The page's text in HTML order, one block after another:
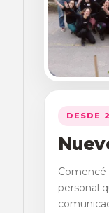
DESDE
personal